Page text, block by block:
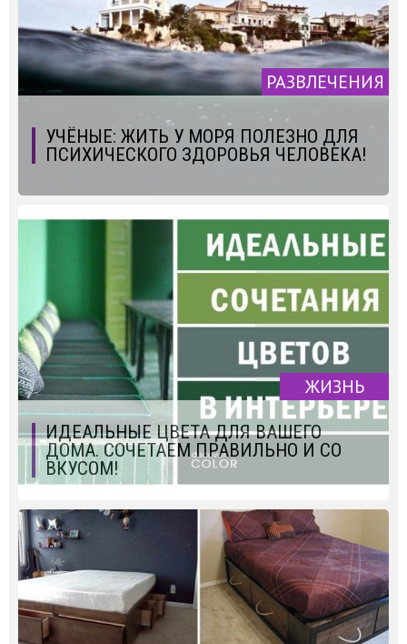
РАЗВЛЕЧЕНИЯ
УЧЁНЫЕ: ЖИТЬ У МОРЯ ПОЛЕЗНО ДЛЯ
ПСИХИЧЕСКОГО ЗДОРОВЬЯ ЧЕЛОВЕКА!
ЖИЗНЬ
ИДЕАЛЬНЫЕ ЦВЕТА ДЛЯ ВАШЕГО
ДОМА. СОЧЕТАЕМ ПРАВИЛЬНО И СО
ВКУСОМ!